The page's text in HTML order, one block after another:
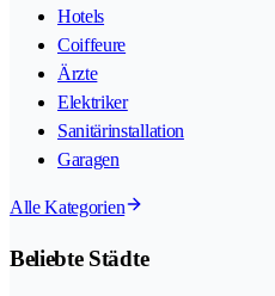
Hotels
Coiffeure
Ärzte
Elektriker
Sanitärinstallation
Garagen
Alle Kategorien
Beliebte Städte